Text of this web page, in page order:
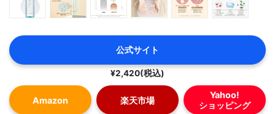
公式サイト
¥2,420(税込)
Amazon 楽天市場
Yahoo!
ショッピング